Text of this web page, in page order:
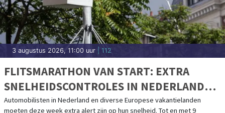
3 augustus 2026, 11:00 uur | 112
FLITSMARATHON VAN START: EXTRA
SNELHEIDSCONTROLES IN NEDERLAND
EN POPULAIRE VAKANTIELANDEN
Automobilisten in Nederland en diverse Europese vakantielanden
moeten deze week extra alert zijn op hun snelheid. Tot en met 9